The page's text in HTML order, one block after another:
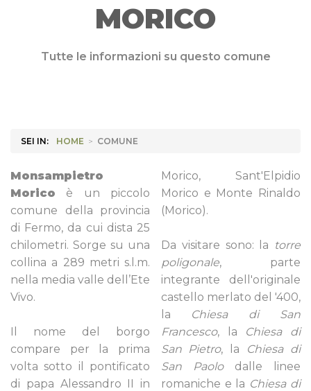
MORICO
Tutte le informazioni su questo comune
SEI IN: HOME > COMUNE
Monsampietro
Morico è un piccolo
comune della provincia
di Fermo, da cui dista 25
chilometri. Sorge su una
collina a 289 metri s.l.m.
nella media valle dell’Ete
Vivo.
Il nome del borgo
compare per la prima
volta sotto il pontificato
di papa Alessandro II in
Morico, Sant'Elpidio
Morico e Monte Rinaldo
(Morico).
Da visitare sono: la torre
poligonale, parte
integrante dell'originale
castello merlato del '400,
la
Chiesa di San
Francesco, la
Chiesa di
San Pietro, la
Chiesa di
San Paolodalle linee
romaniche e la Chiesa di